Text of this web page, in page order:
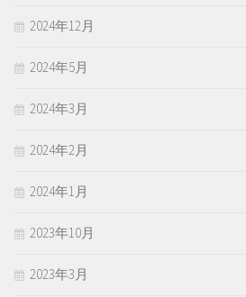
2024年12月
2024年5月
2024年3月
2024年2月
2024年1月
2023年10月
2023年3月